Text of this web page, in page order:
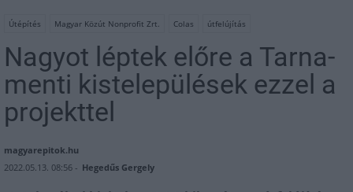
Útépítés Magyar Közút Nonprofit Zrt. Colas útfelújítás
Nagyot léptek előre a Tarna-
menti kistelepülések ezzel a
projekttel
magyarepitok.hu
2022.05.13. 08:56 - Hegedűs Gergely